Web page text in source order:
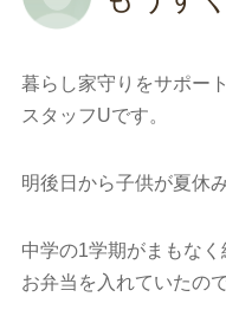
暮らし家守りをサポー
スタッフUです。
明後日から子供が夏休
中学の1学期がまもなく
お弁当を入れていたの